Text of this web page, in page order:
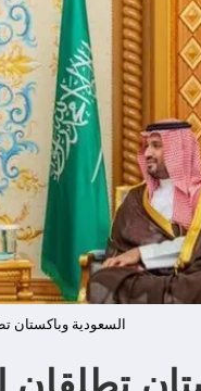
السعودية وباكستان